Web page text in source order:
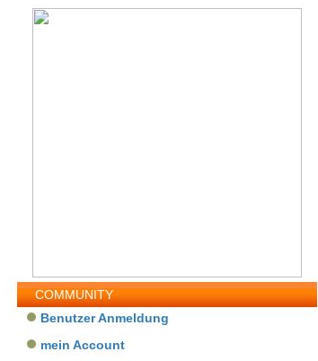
COMMUNITY
Benutzer Anmeldung
mein Account